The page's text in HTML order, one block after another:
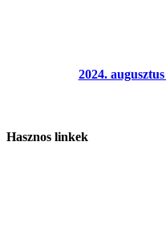
2024.
Hasznos linkek